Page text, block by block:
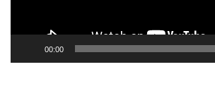
00:00